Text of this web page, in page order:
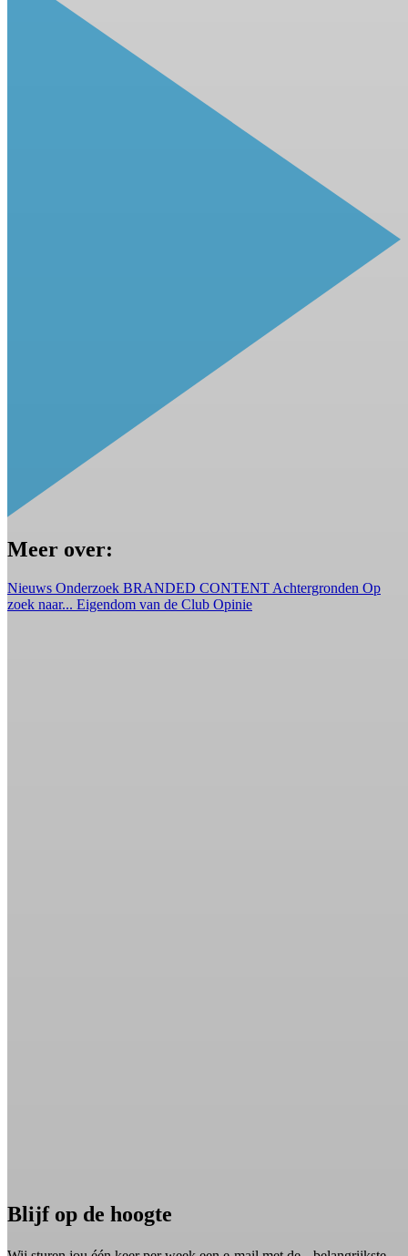
Meer over:
Nieuws Onderzoek BRANDED CONTENT Achtergronden Op
zoek naar... Eigendom van de Club Opinie
Blijf op de hoogte